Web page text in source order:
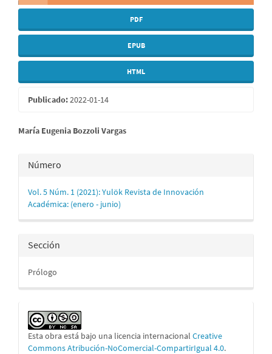
PDF
EPUB
HTML
Publicado:2022-01-14
Contenido
principal
del
artículo
María Eugenia Bozzoli Vargas
Detalles
del
artículo
Número
Vol. 5 Núm. 1 (2021): Yulök Revista de Innovación
Académica: (enero - junio)
Sección
Prólogo
Esta obra está bajo una licencia internacional Creative
Commons Atribución-NoComercial-CompartirIgual 4.0.